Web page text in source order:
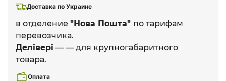
Доставка по Украине
в отделение "Нова Пошта" по тарифам
перевозчика.
Делівері — — для крупногабаритного
товара.
Оплата